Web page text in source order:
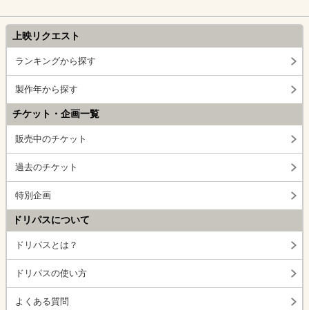
上映リクエスト
ランキングから探す
製作年から探す
チケット・企画一覧
販売中のチケット
過去のチケット
特別企画
ドリパスについて
ドリパスとは？
ドリパスの使い方
よくある質問